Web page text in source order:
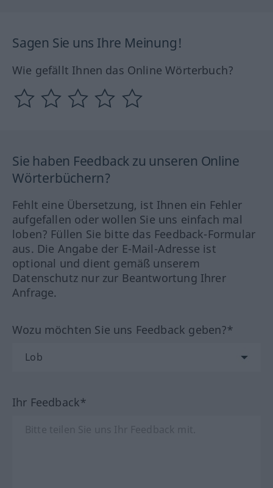
Sagen Sie uns Ihre Meinung!
Wie gefällt Ihnen das Online Wörterbuch?
Sie haben Feedback zu unseren Online
Wörterbüchern?
Fehlt eine Übersetzung, ist Ihnen ein Fehler
aufgefallen oder wollen Sie uns einfach mal
loben? Füllen Sie bitte das Feedback-Formular
aus. Die Angabe der E-Mail-Adresse ist
optional und dient gemäß unserem
Datenschutz nur zur Beantwortung Ihrer
Anfrage.
Wozu möchten Sie uns Feedback geben?*
Ihr Feedback*